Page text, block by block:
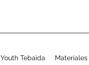
Youth Tebaida Materiales